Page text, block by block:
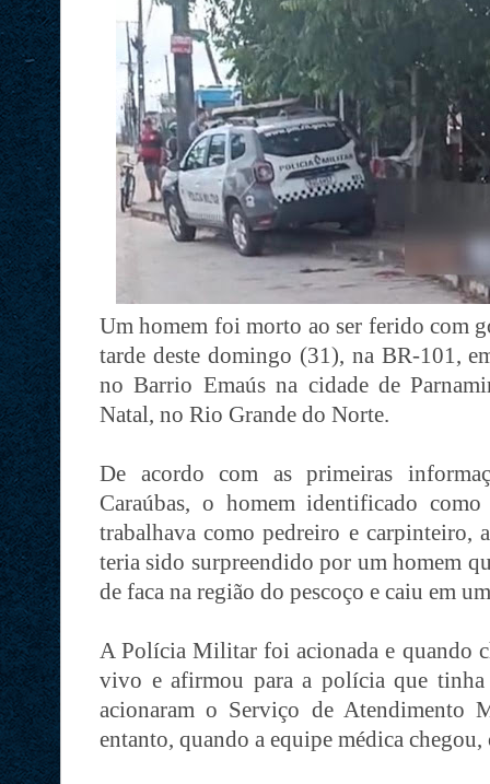
Um homem foi morto ao ser ferido com
tarde deste domingo (31), na BR-101,
no Barrio Emaús na cidade de
Natal, no Rio Grande do Norte.
De acordo com as primeiras
Caraúbas, o homem identificado
trabalhava como pedreiro e carpinteiro,
teria sido surpreendido por um homem
de faca na região do pescoço e caiu em
A Polícia Militar foi acionada e quando
vivo e afirmou para a polícia que
acionaram o Serviço de Atendimento
entanto, quando a equipe médica